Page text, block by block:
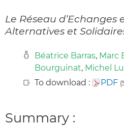
Le Réseau
Alternatives et
Béatrice Barras, Marc
Bourguinat, Michel
To download :
PDF
Summary :